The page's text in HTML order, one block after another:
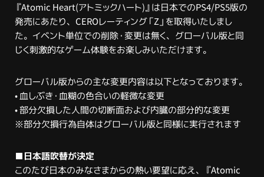
『Atomic Heart(アトミックハート)』は日本でのPS4/PS5版の
発売にあたり、CEROレーティング「Z」を取得いたしまし
た。イベント単位での削除・変更は無く、グローバル版と同
じく刺激的なゲーム体験をお楽しみいただけます。
グローバル版からの主な変更内容は以下となっております。
• 血しぶき・血糊の色合いの軽微な変更
• 部分欠損した人間の切断面および内臓の部分的な変更
※部分欠損行為自体はグローバル版と同様に実行されます
■日本語吹替が決定
このたび日本のみなさまからの熱い要望に応え、『Atomic